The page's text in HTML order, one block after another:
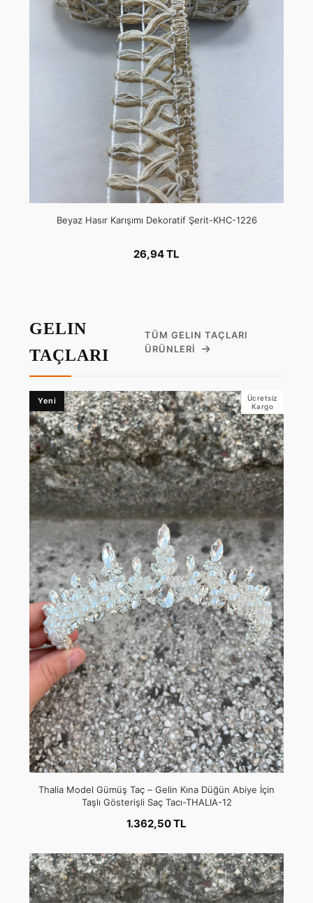
Beyaz Hasır Karışımı Dekoratif Şerit-KHC-1226
26,94 TL
GELIN
TAÇLARI
TÜM GELIN TAÇLARI
ÜRÜNLERI
Yeni
Ücretsiz
Kargo
Thalia Model Gümüş Taç – Gelin Kına Düğün Abiye İçin
Taşlı Gösterişli Saç Tacı-THALIA-12
1.362,50 TL